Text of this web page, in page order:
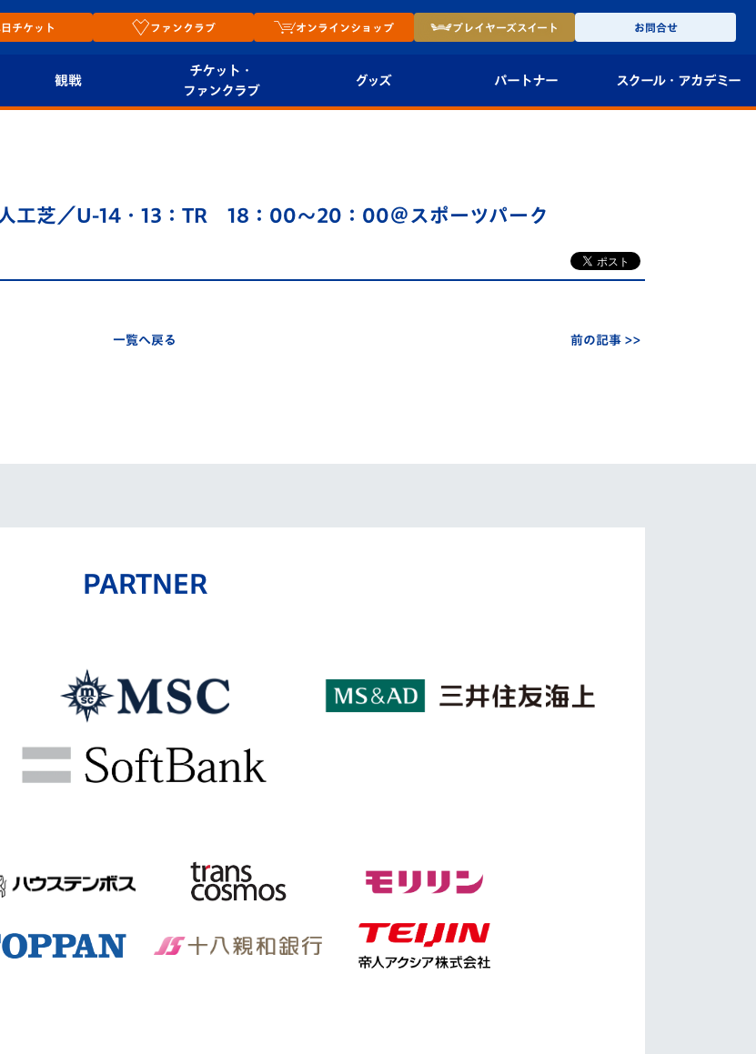
チケット ファンクラブ オンラインショップ プレイヤーズスイート お問合せ
観戦
チケット・
ファンクラブ
プレイヤーズスイート
グッズ パートナー
法人限定 VIP BOX
スクール・ アカデミー
U-12
芝／U-14・13：TR 18：00～20：00＠スポーツパーク
一覧へ戻る 前の記事 >>
PARTNER